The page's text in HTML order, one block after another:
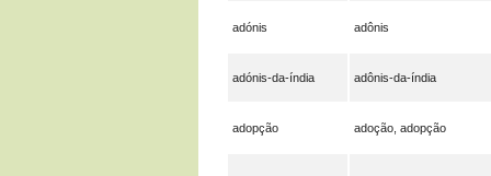
adónis adônis
adónis-da-índia adônis-da-índia
adopção adoção, adopção